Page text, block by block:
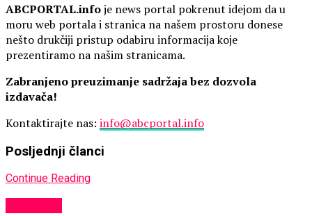
ABCPORTAL.infoje news portal pokrenut idejom da u
moru web portala i stranica na našem prostoru donese
nešto drukčiji pristup odabiru informacija koje
prezentiramo na našim stranicama.
Zabranjeno preuzimanje sadržaja bez dozvola
izdavača!
Kontaktirajte nas: info@abcportal.info
Posljednji članci
Continue Reading